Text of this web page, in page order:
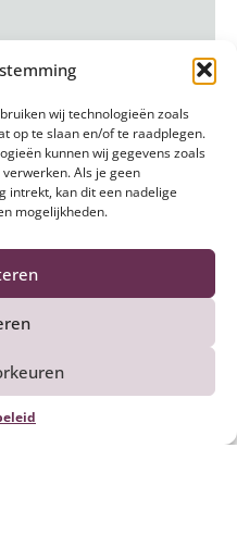
wij technologieën zoals
op te slaan en/of te raadplegen.
kunnen wij gegevens zoals
Als je geen
intrekt, kan dit een nadelige
mogelijkheden.
te maken